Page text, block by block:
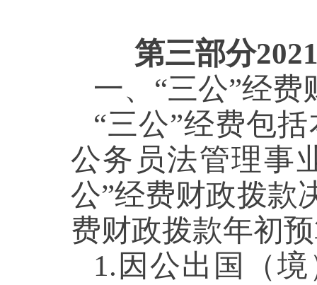
第三部分
一、“三公”经
“三公”经费包
公务员法管理事
公”经费财政拨款
费财政拨款年初
1.因公出国（